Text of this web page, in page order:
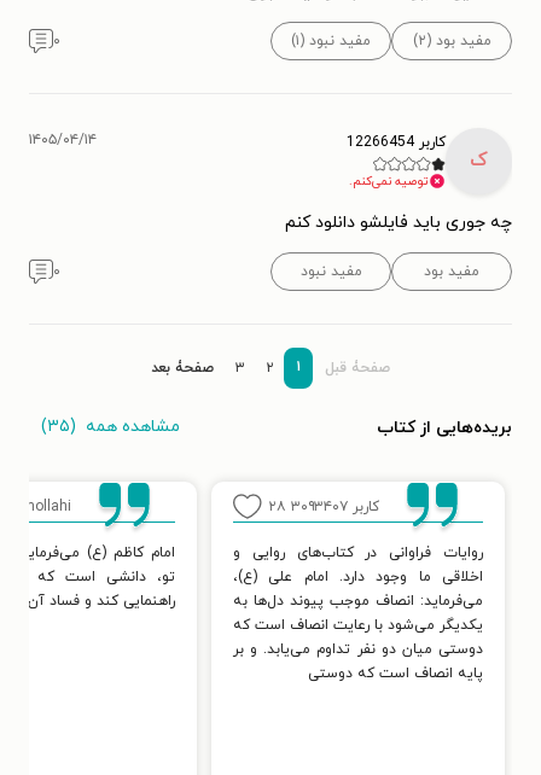
مفید بود (۲) مفید نبود (۱) ۰
ک
کاربر 12266454
توصیه نمی‌کنم.
۱۴۰۵/۰۴/۱۴
چه جوری باید فایلشو دانلود کنم
مفید بود مفید نبود ۰
صفحۀ قبل ۱ ۲ ۳ صفحۀ بعد
بریده‌هایی از کتاب مشاهده همه (۳۵)
کاربر ۳۰۹۳۴۰۷ ۲۸
روایات فراوانی در کتاب‌های روایی و
اخلاقی ما وجود دارد. امام علی (ع)،
می‌فرماید: انصاف موجب پیوند دل‌ها به
یکدیگر می‌شود با رعایت انصاف است که
دوستی میان دو نفر تداوم می‌یابد. و بر
پایه انصاف است که دوستی
امام کاظم (ع) می‌فرماید:
تو، دانشی است که تو
راهنمایی کند و فساد آن را